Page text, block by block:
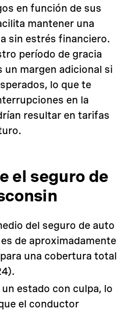
en función de sus
mantener una
sin estrés financiero.
período de gracia
un margen adicional si
lo que te
en la
resultar en tarifas
el seguro de
del seguro de auto
de aproximadamente
una cobertura total
estado con culpa, lo
el conductor